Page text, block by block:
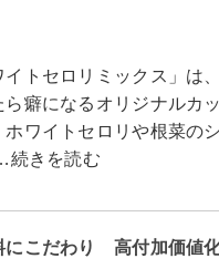
トセロリミックス」は
癖になるオリジナルカ
ワイトセロリや根菜の
きを読む
こだわり 高付加価値